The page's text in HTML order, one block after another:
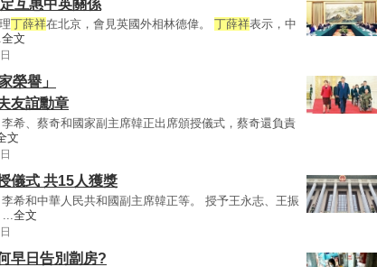
互惠中英關係
丁薛祥在北京，會見英國外相林德偉。 丁薛祥表示，中
全文
榮譽」
友誼勳章
李希、蔡奇和國家副主席韓正出席頒授儀式，蔡奇還負責
文
儀式 共15人獲獎
李希和中華人民共和國副主席韓正等。 授予王永志、王振
...全文
早日告別劏房?